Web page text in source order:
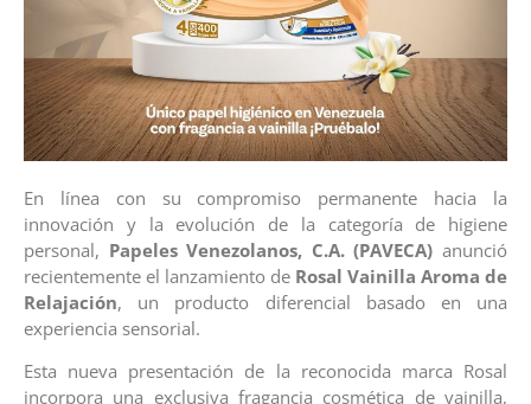
En línea con su compromiso permanente hacia la
innovación y la evolución de la categoría de higiene
personal, Papeles Venezolanos, C.A. (PAVECA) anunció
recientemente el lanzamiento de Rosal Vainilla Aroma de
Relajación, un producto diferencial basado en una
experiencia sensorial.
Esta nueva presentación de la reconocida marca Rosal
incorpora una exclusiva fragancia cosmética de vainilla,